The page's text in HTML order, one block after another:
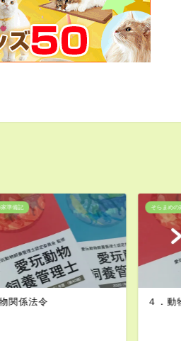
そらまめの家準備記
４．動物の飼養管理